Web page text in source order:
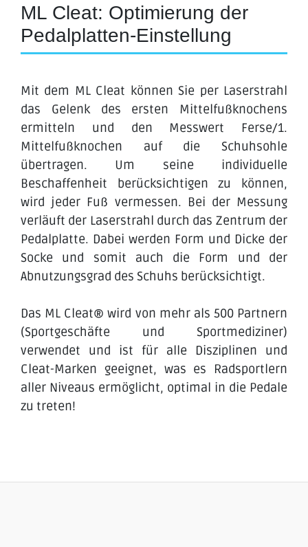
ML Cleat: Optimierung der
Pedalplatten-Einstellung
Mit dem ML Cleat können Sie per Laserstrahl
das Gelenk des ersten Mittelfußknochens
ermitteln und den Messwert Ferse/1.
Mittelfußknochen auf die Schuhsohle
übertragen. Um seine individuelle
Beschaffenheit berücksichtigen zu können,
wird jeder Fuß vermessen. Bei der Messung
verläuft der Laserstrahl durch das Zentrum der
Pedalplatte. Dabei werden Form und Dicke der
Socke und somit auch die Form und der
Abnutzungsgrad des Schuhs berücksichtigt.
Das ML Cleat® wird von mehr als 500 Partnern
(Sportgeschäfte und Sportmediziner)
verwendet und ist für alle Disziplinen und
Cleat-Marken geeignet, was es Radsportlern
aller Niveaus ermöglicht, optimal in die Pedale
zu treten!